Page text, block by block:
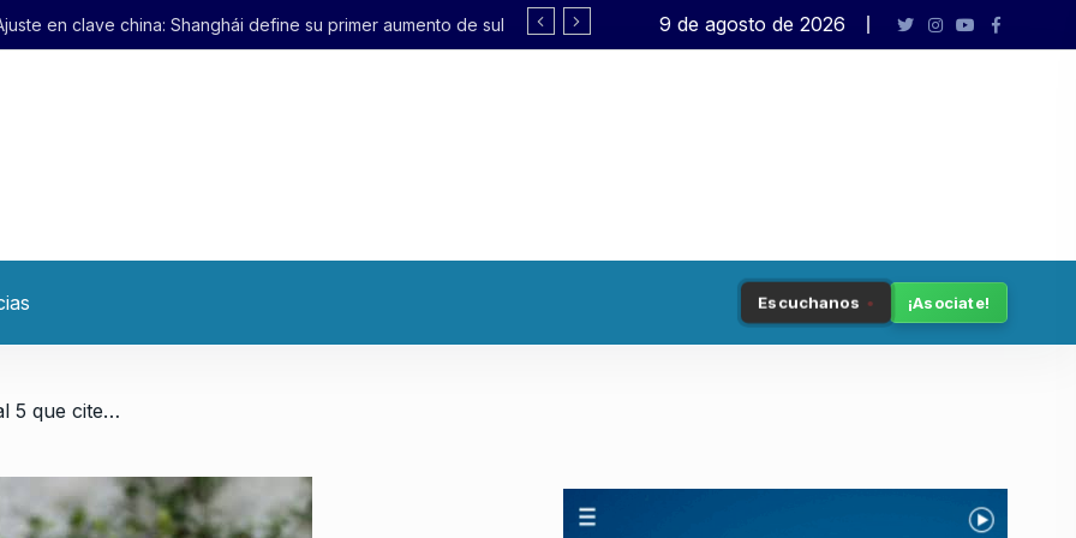
define su primer aumento de subte en 21 años Rafael Varela presenta «Big Bang»
9 de agosto de 2026
Escuchanos ¡Asociate!
/ «Se le pidió al Tribunal Oral 5 que cite a dos diputadas de LLA que visitaron genocidas»